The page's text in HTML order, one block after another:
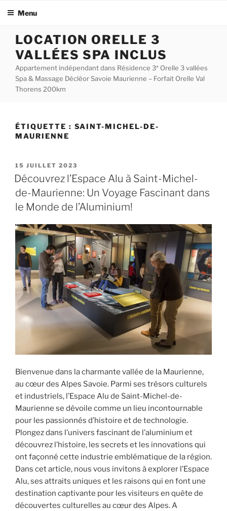
contenu
principal
LOCATION ORELLE 3
VALLÉES SPA INCLUS
Appartement indépendant dans Résidence 3* Orelle 3 vallées
Spa & Massage Décléor Savoie Maurienne – Forfait Orelle Val
Thorens 200km
Menu
ÉTIQUETTE : SAINT-MICHEL-DE-
MAURIENNE
PUBLIÉ
LE
15 JUILLET 2023
Découvrez l’Espace Alu à Saint-Michel-
de-Maurienne: Un Voyage Fascinant dans
le Monde de l’Aluminium!
Bienvenue dans la charmante vallée de la Maurienne,
au cœur des Alpes Savoie. Parmi ses trésors culturels
et industriels, l’Espace Alu de Saint-Michel-de-
Maurienne se dévoile comme un lieu incontournable
pour les passionnés d’histoire et de technologie.
Plongez dans l’univers fascinant de l’aluminium et
découvrez l’histoire, les secrets et les innovations qui
ont façonné cette industrie emblématique de la région.
Dans cet article, nous vous invitons à explorer l’Espace
Alu, ses attraits uniques et les raisons qui en font une
destination captivante pour les visiteurs en quête de
découvertes culturelles au cœur des Alpes. A